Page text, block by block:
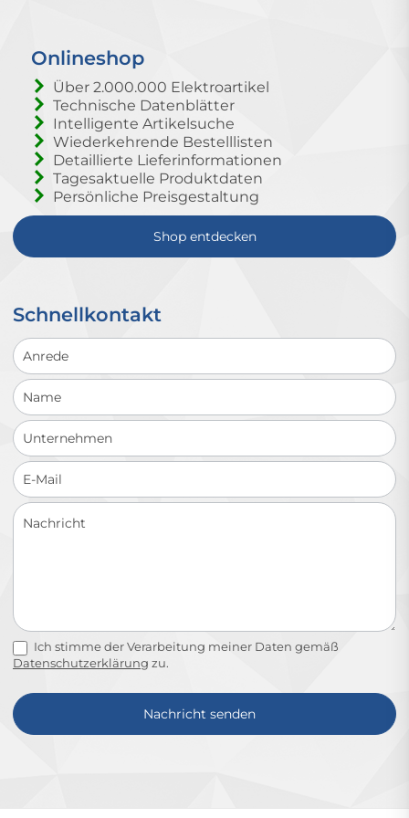
Onlineshop
Über 2.000.000 Elektroartikel
Technische Datenblätter
Intelligente Artikelsuche
Wiederkehrende Bestelllisten
Detaillierte Lieferinformationen
Tagesaktuelle Produktdaten
Persönliche Preisgestaltung
Shop entdecken
Schnellkontakt
Schnellkontakt
Ich stimme der Verarbeitung meiner Daten gemäß
Datenschutzerklärung zu.
Nachricht senden